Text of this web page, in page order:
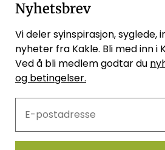
Nyhetsbrev
Vi deler syinspirasjon, syglede,
nyheter fra Kakle. Bli med inn i
Ved å bli medlem godtar du
og betingelser.